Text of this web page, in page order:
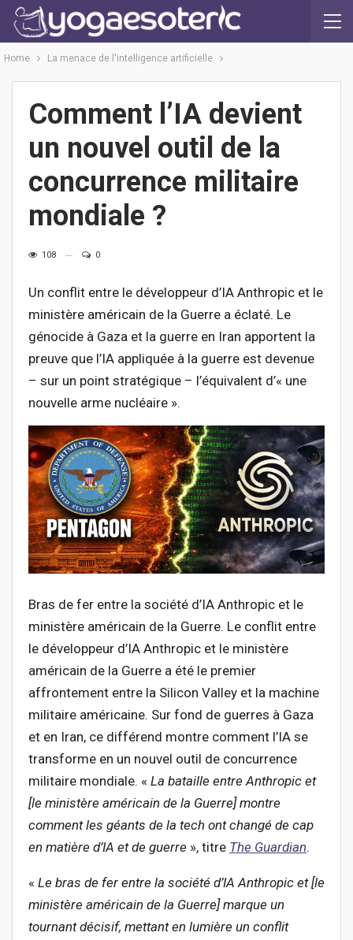
Home La menace de l'intelligence artificielle
Comment l’IA devient
un nouvel outil de la
concurrence militaire
mondiale ?
108 0
Un conflit entre le développeur d’IA Anthropic et le
ministère américain de la Guerre a éclaté. Le
génocide à Gaza et la guerre en Iran apportent la
preuve que l’IA appliquée à la guerre est devenue
– sur un point stratégique – l’équivalent d’« une
nouvelle arme nucléaire ».
Bras de fer entre la société d’IA Anthropic et le
ministère américain de la Guerre. Le conflit entre
le développeur d’IA Anthropic et le ministère
américain de la Guerre a été le premier
affrontement entre la Silicon Valley et la machine
militaire américaine. Sur fond de guerres à Gaza
et en Iran, ce différend montre comment l’IA se
transforme en un nouvel outil de concurrence
militaire mondiale. « La bataille entre Anthropic et
[le ministère américain de la Guerre] montre
comment les géants de la tech ont changé de cap
en matière d’IA et de guerre », titre The Guardian.
« Le bras de fer entre la société d’IA Anthropic et [le
ministère américain de la Guerre] marque un
tournant décisif, mettant en lumière un conflit